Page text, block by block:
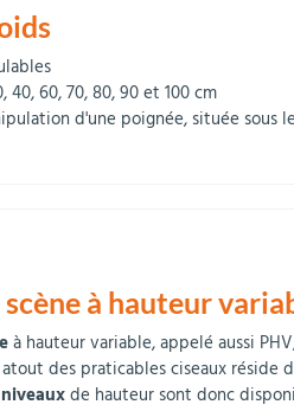
40, 60, 70, 80, 90 et 100 cm
d'une poignée, située sous
à hauteur
à hauteur variable, appelé aussi
des praticables ciseaux réside
de hauteur sont donc